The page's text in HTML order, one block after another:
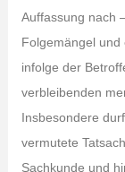
Auffassung nach
Folgemängel
infolge der
verbleibenden
Insbesondere
vermutete
Sachkunde und